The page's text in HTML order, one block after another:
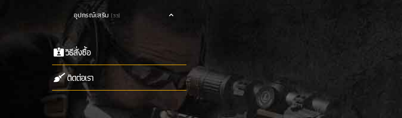
อุปกรณ์เสริม (33)
วิธีสั่งซื้อ
ติดต่อเรา